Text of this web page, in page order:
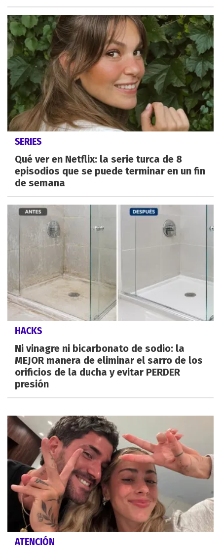
SERIES
Qué ver en Netflix: la serie turca de 8
episodios que se puede terminar en un fin
de semana
HACKS
Ni vinagre ni bicarbonato de sodio: la
MEJOR manera de eliminar el sarro de los
orificios de la ducha y evitar PERDER
presión
ATENCIÓN